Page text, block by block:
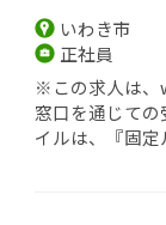
いわき市
正社員
※この求人は、
窓口を通じて
イルは、『固定